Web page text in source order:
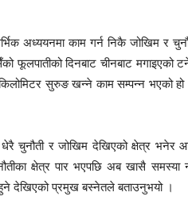
अध्ययनमा काम गर्न निकै जोखिम र
दिनबाट चीनबाट मगाइएको
सुरुङ खन्ने काम सम्पन्न भएको
चुनौती र जोखिम देखिएको क्षेत्र भनेर
क्षेत्र पार भएपछि अब खासै
देखिएको प्रमुख बस्नेतले बताउनुभयो ।